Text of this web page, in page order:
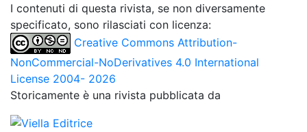
I contenuti di questa rivista, se non diversamente
specificato, sono rilasciati con licenza:
Creative Commons Attribution-
NonCommercial-NoDerivatives 4.0 International
License 2004- 2026
Storicamente è una rivista pubblicata da